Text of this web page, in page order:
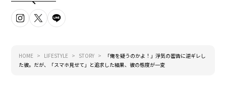
HOME LIFESTYLE STORY
「俺を疑うのかよ！」浮気の密告に逆ギレし
た彼。だが、「スマホ見せて」と追求した結果、彼の態度が一変